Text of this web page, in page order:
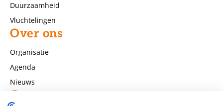
Duurzaamheid
Vluchtelingen
Over ons
Organisatie
Agenda
Nieuws
Contact